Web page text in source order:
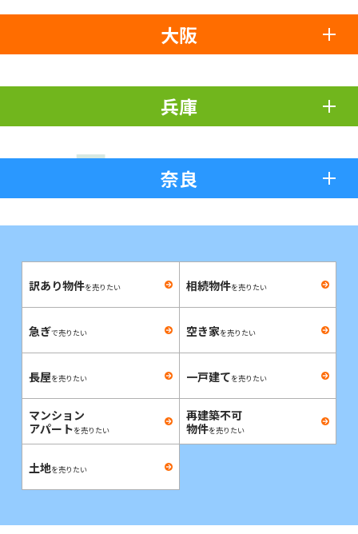
大阪
兵庫
奈良
訳あり物件を売りたい 相続物件を売りたい
急ぎで売りたい 空き家を売りたい
長屋を売りたい 一戸建てを売りたい
マンション
アパートを売りたい
再建築不可
物件を売りたい
土地を売りたい